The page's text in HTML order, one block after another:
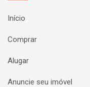
Início
Comprar
Alugar
Anuncie seu imóvel